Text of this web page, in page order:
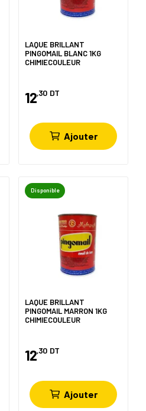
LAQUE BRILLANT
PINGOMAIL BLANC 1KG
CHIMIECOULEUR
12,30 DT
Ajouter
Disponible
LAQUE BRILLANT
PINGOMAIL MARRON 1KG
CHIMIECOULEUR
12,30 DT
Ajouter